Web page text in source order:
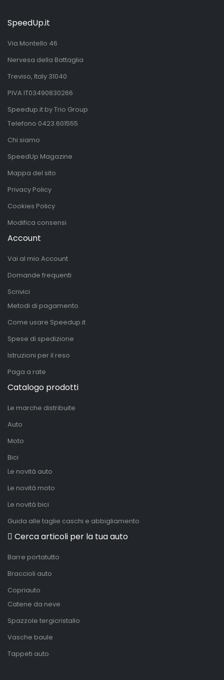
SpeedUp.it
Via Montello 46
Nervesa della Battaglia
Treviso, Italy 31040
PIVA IT03490830266
Speedup.it by Trio Group
Telefono 0423.601555
Chi siamo
SpeedUp Magazine
Mappa del sito
Privacy Policy
Cookies Policy
Modifica consensi
Account
Vai al mio Account
Domande frequenti
Scrivici
Metodi di pagamento
Come usare Speedup.it
Spese di spedizione
Istruzioni per il reso
Paga a rate
Catalogo prodotti
Le marche distribuite
Auto
Moto
Bici
Le novità auto
Le novità moto
Le novità bici
Guida alle taglie caschi e abbigliamento
Cerca articoli per la tua auto
Barre portatutto
Braccioli auto
Copriauto
Catene da neve
Spazzole tergicristallo
Vasche baule
Tappeti auto